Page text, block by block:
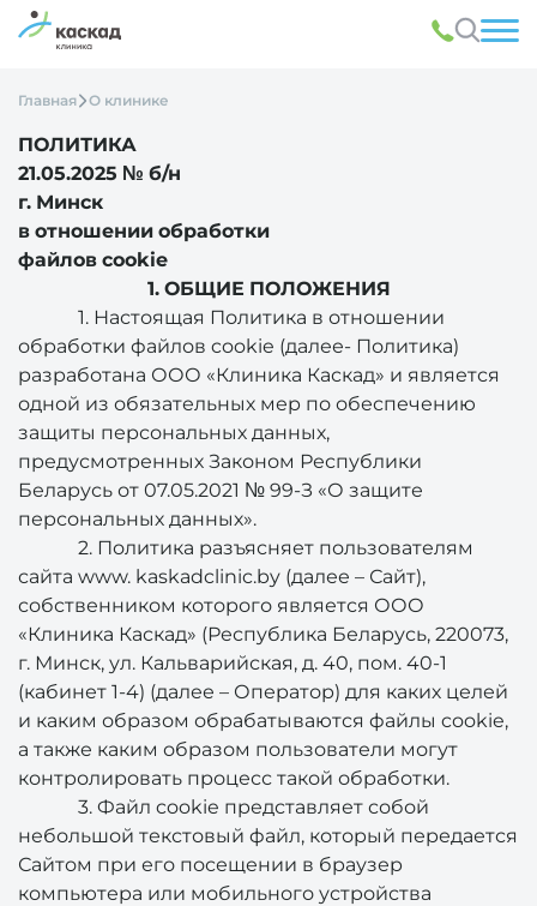
Главная О клинике
ПОЛИТИКА
21.05.2025 № б/н
г. Минск
в отношении обработки
файлов cookie
1. ОБЩИЕ ПОЛОЖЕНИЯ
1. Настоящая Политика в отношении
обработки файлов cookie (далее- Политика)
разработана ООО «Клиника Каскад» и является
одной из обязательных мер по обеспечению
защиты персональных данных,
предусмотренных Законом Республики
Беларусь от 07.05.2021 № 99-З «О защите
персональных данных».
2. Политика разъясняет пользователям
сайта www. kaskadclinic.by (далее – Сайт),
собственником которого является ООО
«Клиника Каскад» (Республика Беларусь, 220073,
г. Минск, ул. Кальварийская, д. 40, пом. 40-1
(кабинет 1-4) (далее – Оператор) для каких целей
и каким образом обрабатываются файлы cookie,
а также каким образом пользователи могут
контролировать процесс такой обработки.
3. Файл cookie представляет собой
небольшой текстовый файл, который передается
Сайтом при его посещении в браузер
компьютера или мобильного устройства